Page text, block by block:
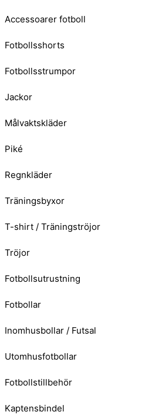
Accessoarer fotboll
Fotbollsshorts
Fotbollsstrumpor
Jackor
Målvaktskläder
Piké
Regnkläder
Träningsbyxor
T-shirt / Träningströjor
Tröjor
Fotbollsutrustning
Fotbollar
Inomhusbollar / Futsal
Utomhusfotbollar
Fotbollstillbehör
Kaptensbindel